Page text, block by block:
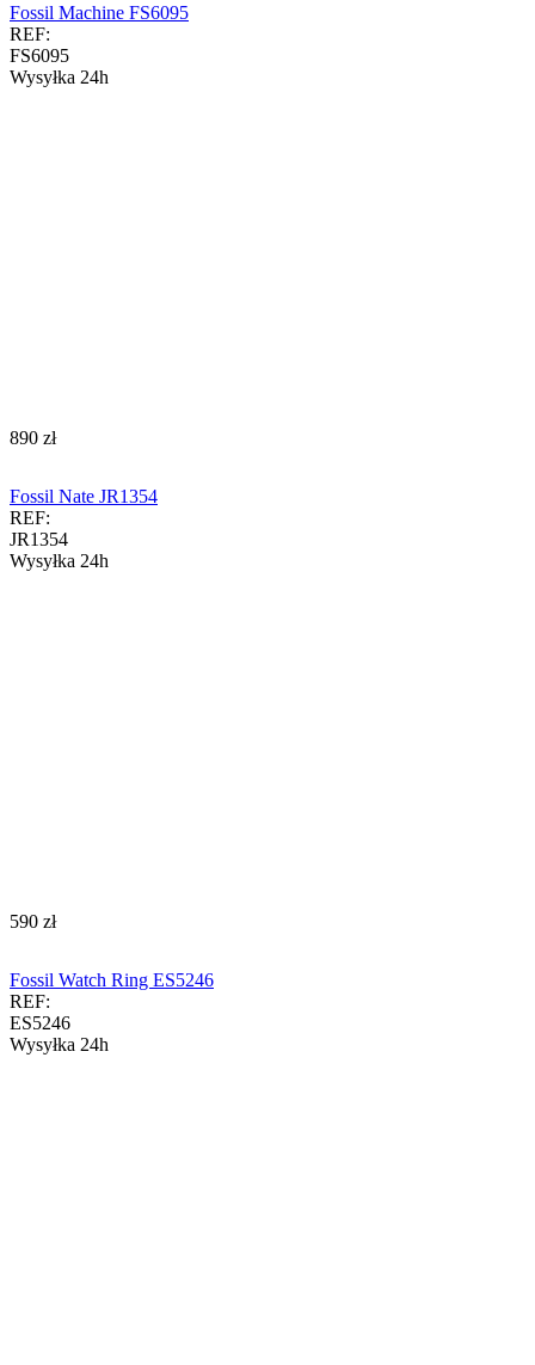
Fossil Machine FS6095
REF:
FS6095
Wysyłka 24h
‍890‍ zł
Fossil Nate JR1354
REF:
JR1354
Wysyłka 24h
‍590‍ zł
Fossil Watch Ring ES5246
REF:
ES5246
Wysyłka 24h